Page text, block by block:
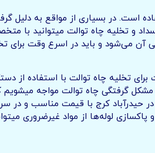
است. در بسیاری از مواقع به دلیل
و تخلیه چاه توالت میتوانید با
آن می‌شود و باید در اسرع وقت برای
تخلیه چاه توالت با استفاده از
گرفتگی چاه توالت مواجه
حیدرآباد کرج با قیمت مناسب و در
لوله‌ها از مواد غیرضروری